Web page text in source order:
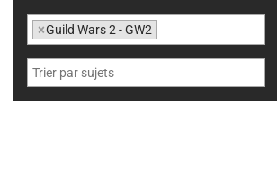
×Guild Wars 2 - GW2